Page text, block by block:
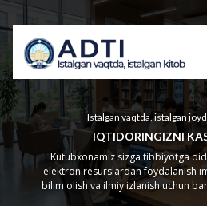
Istalgan vaqtda, istalgan
IQTIDORINGIZNI
Kutubxonamiz sizga tibbiyotga
elektron resurslardan foydalanish
bilim olish va ilmiy izlanish uchun